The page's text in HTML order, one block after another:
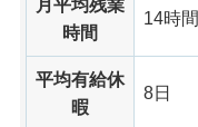
月平均残業
時間
14時間
平均有給休
暇
8日